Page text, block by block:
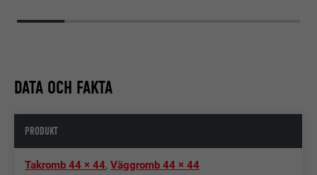
DATA OCH FAKTA
PRODUKT
Takromb 44 × 44,Väggromb 44 × 44